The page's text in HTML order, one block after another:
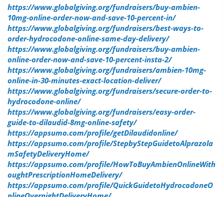
https://www.globalgiving.org/fundraisers/buy-ambien-
10mg-online-order-now-and-save-10-percent-in/
https://www.globalgiving.org/fundraisers/best-ways-to-
order-hydrocodone-online-same-day-delivery/
https://www.globalgiving.org/fundraisers/buy-ambien-
online-order-now-and-save-10-percent-insta-2/
https://www.globalgiving.org/fundraisers/ambien-10mg-
online-in-30-minutes-exact-location-deliver/
https://www.globalgiving.org/fundraisers/secure-order-to-
hydrocodone-online/
https://www.globalgiving.org/fundraisers/easy-order-
guide-to-dilaudid-8mg-online-safety/
https://appsumo.com/profile/getDilaudidonline/
https://appsumo.com/profile/StepbyStepGuidetoAlprazola
mSafetyDeliveryHome/
https://appsumo.com/profile/HowToBuyAmbienOnlineWith
oughtPrescriptionHomeDelivery/
https://appsumo.com/profile/QuickGuidetoHydrocodoneO